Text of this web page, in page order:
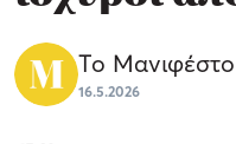
Το
16.5.2026